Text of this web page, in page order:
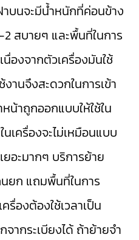
บนจะมีน้ำหนักที่ค่อนข้าง
2 สบายๆ และพื้นที่ในการ
นื่องจากตัวเครื่องมันใช้
านจึงสะดวกในการเข้า
น้าถูกออกแบบให้ใช้ใน
เครื่องจะไม่เหมือนแบบ
อะมากๆ บริการย้าย
ยก แถมพื้นที่ในการ
รื่องต้องใช้เวลาเป็น
จากระเบียงได้ ถ้าย้ายจำ